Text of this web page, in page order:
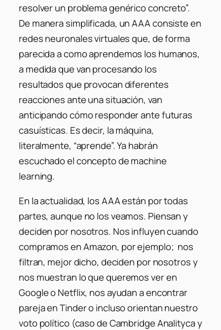
resolver un problema genérico concreto”.
De manera simplificada, un AAA consiste en
redes neuronales virtuales que, de forma
parecida a como aprendemos los humanos,
a medida que van procesando los
resultados que provocan diferentes
reacciones ante una situación, van
anticipando cómo responder ante futuras
casuísticas. Es decir, la máquina,
literalmente, “aprende”. Ya habrán
escuchado el concepto de machine
learning.
En la actualidad, los AAA están por todas
partes, aunque no los veamos. Piensan y
deciden por nosotros. Nos influyen cuando
compramos en Amazon, por ejemplo; nos
filtran, mejor dicho, deciden por nosotros y
nos muestran lo que queremos ver en
Google o Netflix, nos ayudan a encontrar
pareja en Tinder o incluso orientan nuestro
voto político (caso de Cambridge Analityca y